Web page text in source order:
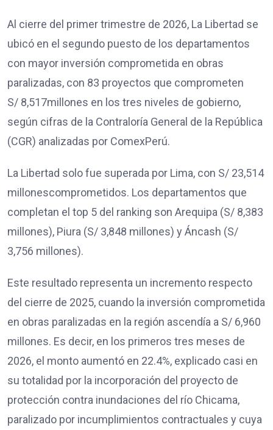
Al cierre del primer trimestre de 2026, La Libertad se
ubicó en el segundo puesto de los departamentos
con mayor inversión comprometida en obras
paralizadas, con 83 proyectos que comprometen
S/ 8,517millones en los tres niveles de gobierno,
según cifras de la Contraloría General de la República
(CGR) analizadas por ComexPerú.
La Libertad solo fue superada por Lima, con S/ 23,514
millonescomprometidos. Los departamentos que
completan el top 5 del ranking son Arequipa (S/ 8,383
millones), Piura (S/ 3,848 millones) y Áncash (S/
3,756 millones).
Este resultado representa un incremento respecto
del cierre de 2025, cuando la inversión comprometida
en obras paralizadas en la región ascendía a S/ 6,960
millones. Es decir, en los primeros tres meses de
2026, el monto aumentó en 22.4%, explicado casi en
su totalidad por la incorporación del proyecto de
protección contra inundaciones del río Chicama,
paralizado por incumplimientos contractuales y cuya